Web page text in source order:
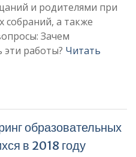
и родителями при
собраний, а также
Зачем
работы? Читать
образовательных
в 2018 году